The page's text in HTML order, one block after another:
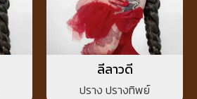
ลีลาวดี
ปราง ปรางทิพย์